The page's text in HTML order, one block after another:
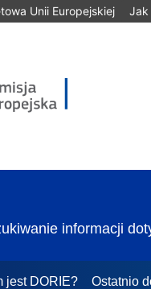
Unii Europejskiej Jak
informacji
jest DORIE? Ostatnio